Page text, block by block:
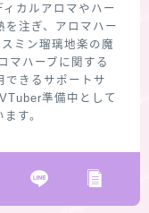
カルアロマやハー
を注ぎ、アロマハー
ミン瑠璃地楽の魔
マハーブに関する
できるサポートサ
準備中として
す。